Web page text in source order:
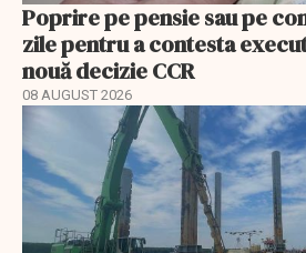
Poprire pe pensie sau pe
zile pentru a contesta
nouă decizie CCR
08 AUGUST 2026